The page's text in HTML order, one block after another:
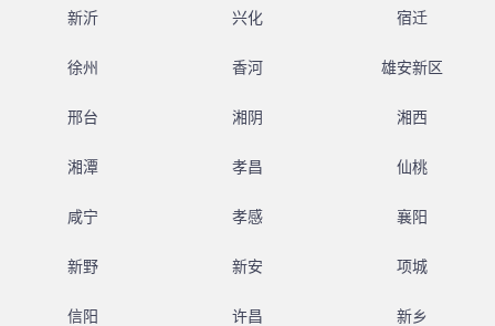
新沂 兴化 宿迁
徐州 香河 雄安新区
邢台 湘阴 湘西
湘潭 孝昌 仙桃
咸宁 孝感 襄阳
新野 新安 项城
信阳 许昌 新乡